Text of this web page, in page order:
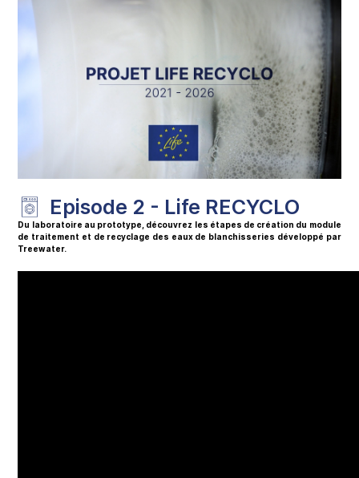
Episode 2 - Life RECYCLO
Du laboratoire au prototype, découvrez les étapes de création du module
de traitement et de recyclage des eaux de blanchisseries développé par
Treewater.